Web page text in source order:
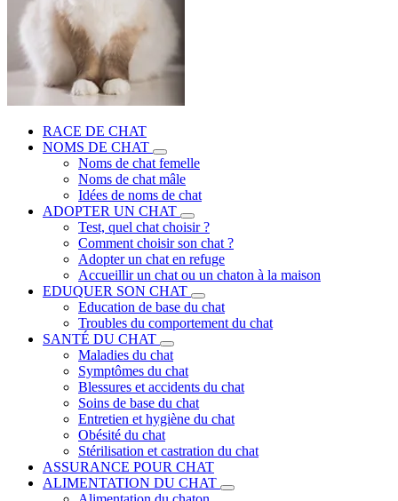
RACE DE CHAT
NOMS DE CHAT
Noms de chat femelle
Noms de chat mâle
Idées de noms de chat
ADOPTER UN CHAT
Test, quel chat choisir ?
Comment choisir son chat ?
Adopter un chat en refuge
Accueillir un chat ou un chaton à la maison
EDUQUER SON CHAT
Education de base du chat
Troubles du comportement du chat
SANTÉ DU CHAT
Maladies du chat
Symptômes du chat
Blessures et accidents du chat
Soins de base du chat
Entretien et hygiène du chat
Obésité du chat
Stérilisation et castration du chat
ASSURANCE POUR CHAT
ALIMENTATION DU CHAT